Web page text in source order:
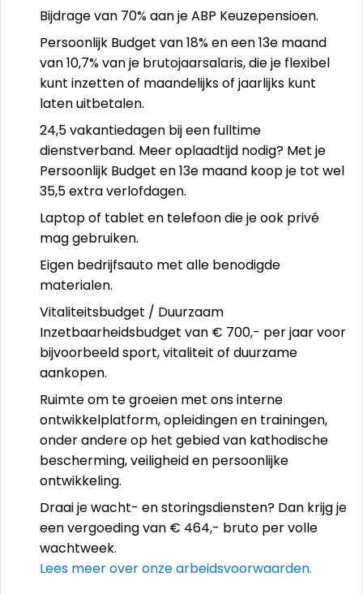
Bijdrage van 70% aan je ABP Keuzepensioen.
Persoonlijk Budget van 18% en een 13e maand
van 10,7% van je brutojaarsalaris, die je flexibel
kunt inzetten of maandelijks of jaarlijks kunt
laten uitbetalen.
24,5 vakantiedagen bij een fulltime
dienstverband. Meer oplaadtijd nodig? Met je
Persoonlijk Budget en 13e maand koop je tot wel
35,5 extra verlofdagen.
Laptop of tablet en telefoon die je ook privé
mag gebruiken.
Eigen bedrijfsauto met alle benodigde
materialen.
Vitaliteitsbudget / Duurzaam
Inzetbaarheidsbudget van € 700,- per jaar voor
bijvoorbeeld sport, vitaliteit of duurzame
aankopen.
Ruimte om te groeien met ons interne
ontwikkelplatform, opleidingen en trainingen,
onder andere op het gebied van kathodische
bescherming, veiligheid en persoonlijke
ontwikkeling.
Draai je wacht- en storingsdiensten? Dan krijg je
een vergoeding van € 464,- bruto per volle
wachtweek.
Lees meer over onze arbeidsvoorwaarden.